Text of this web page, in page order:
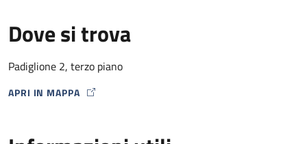
Unità semplice dipartimentale di Reumatologia e
cardiovascolari in corso di malattie infiammatorie croniche
Dove si trova
Padiglione 2, terzo piano
APRI IN MAPPA
MAP ICON